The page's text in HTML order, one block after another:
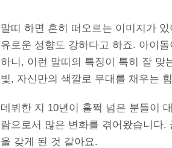
말띠 하면 흔히 떠오르는 이미지가 있
유로운 성향도 강하다고 하죠. 아이
하니, 이런 말띠의 특징이 특히 잘 맞
빛, 자신만의 색깔로 무대를 채우는
데뷔한 지 10년이 훌쩍 넘은 분들이
람으로서 많은 변화를 겪어왔습니다
을 갖게 된 것 같아요.